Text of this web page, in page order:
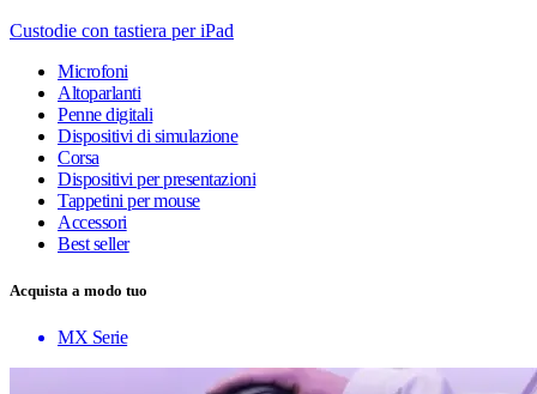
Custodie con tastiera per iPad
Microfoni
Altoparlanti
Penne digitali
Dispositivi di simulazione
Corsa
Dispositivi per presentazioni
Tappetini per mouse
Accessori
Best seller
Acquista a modo tuo
MX Serie